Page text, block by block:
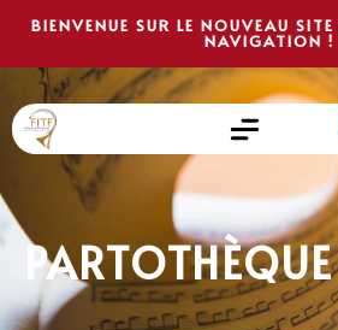
BIENVENUE SUR LE NOUVEAU
NAVIGATION !
PARTOTHÈQUE